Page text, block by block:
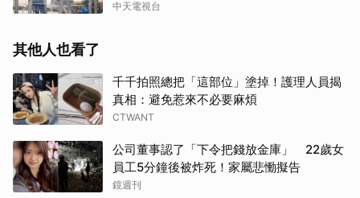
中天電視台
其他人也看了
千千拍照總把「這部位」塗掉！護理人員揭
真相：避免惹來不必要麻煩
CTWANT
公司董事認了「下令把錢放金庫」 22歲女
員工5分鐘後被炸死！家屬悲慟擬告
鏡週刊